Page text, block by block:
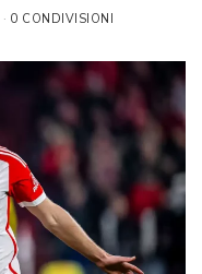
0 CONDIVISIONI